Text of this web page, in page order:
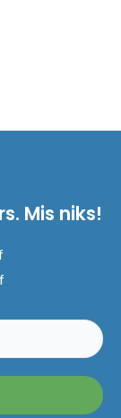
Mis niks!